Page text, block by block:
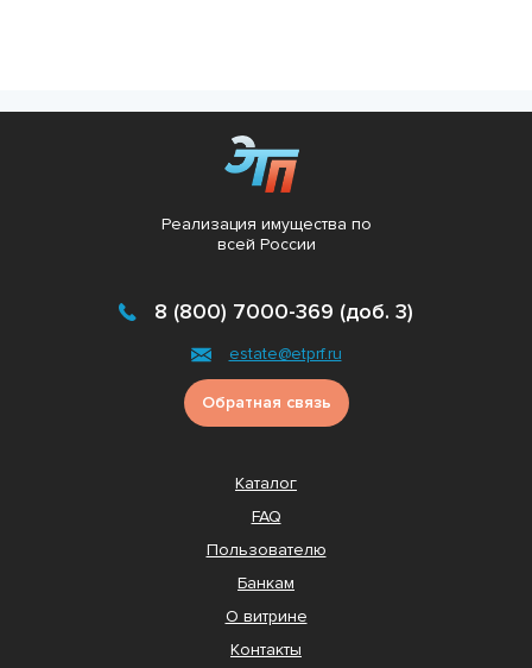
Реализация имущества по
всей России
8 (800) 7000-369 (доб. 3)
estate@etprf.ru
Обратная связь
Каталог
FAQ
Пользователю
Банкам
О витрине
Контакты